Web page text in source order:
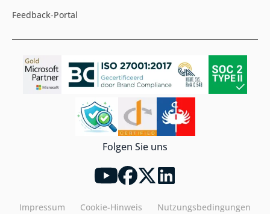
Feedback-Portal
Folgen Sie uns
Impressum Cookie-Hinweis Nutzungsbedingungen